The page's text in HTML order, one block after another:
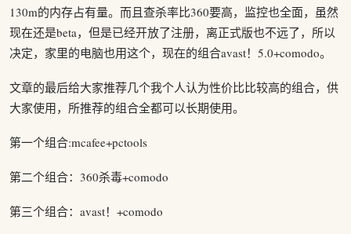
130m的内存占有量。而且查杀率比360要高，监控也全面，虽然
现在还是beta，但是已经开放了注册，离正式版也不远了，所以
决定，家里的电脑也用这个，现在的组合avast！5.0+comodo。
文章的最后给大家推荐几个我个人认为性价比比较高的组合，供
大家使用，所推荐的组合全都可以长期使用。
第一个组合:mcafee+pctools
第二个组合：360杀毒+comodo
第三个组合：avast！+comodo